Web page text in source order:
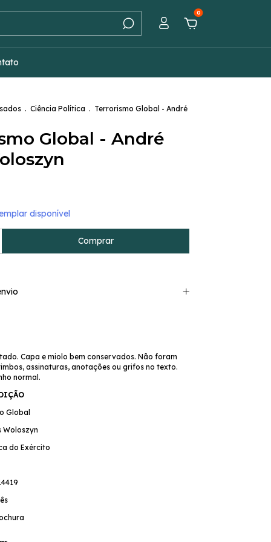
0
. Ciência Política . Terrorismo Global - André
Global - André
disponível
Capa e miolo bem conservados. Não foram
assinaturas, anotações ou grifos no texto.
normal.
Global
Woloszyn
do Exército